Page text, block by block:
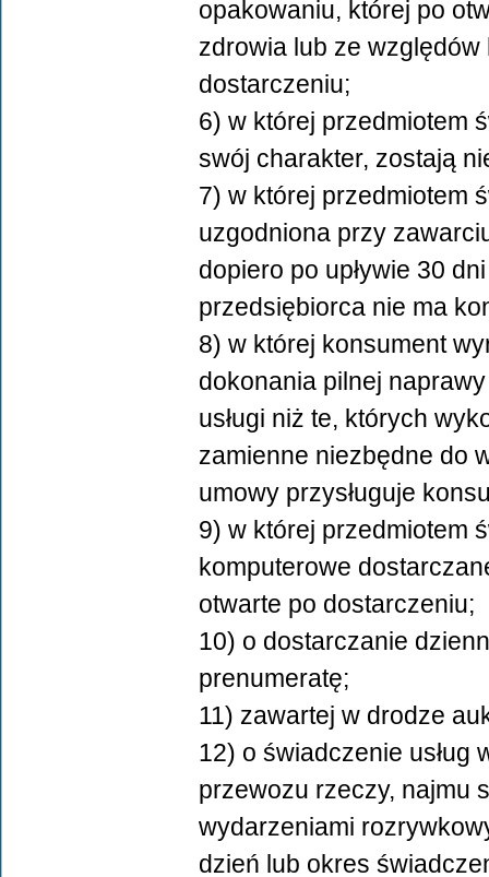
opakowaniu, której po
zdrowia lub ze względów
dostarczeniu;
6) w której przedmiotem
swój charakter, zostają
7) w której przedmiotem
uzgodniona przy
dopiero po upływie 30
przedsiębiorca nie ma
8) w której konsument
dokonania pilnej
usługi niż te, których
zamienne niezbędne do
umowy przysługuje
9) w której przedmiotem
komputerowe
otwarte po dostarczeniu;
10) o dostarczanie
prenumeratę;
11) zawartej w drodze
12) o świadczenie usług
przewozu rzeczy, najmu
wydarzeniami
dzień lub okres